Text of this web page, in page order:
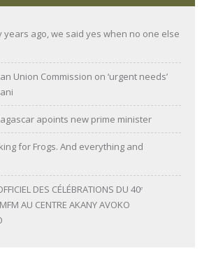
years ago, we said yes when no one else
Union Commission on ‘urgent needs’
apoints new prime minister
for Frogs. And everything and
DES CÉLÉBRATIONS DU 40ᵉ
AU CENTRE AKANY AVOKO